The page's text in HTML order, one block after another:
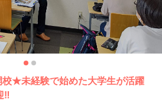
校★未経験で始めた大学生が活躍
‼